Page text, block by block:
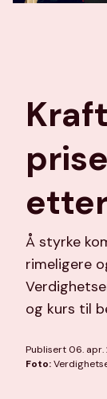
Å styrke
rimeligere
og kurs til
Publisert 06. apr.
Foto: